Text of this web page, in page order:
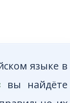
языке в
вы найдёте
Вам подготовиться к
вывожу ученика
уровня на
общения,